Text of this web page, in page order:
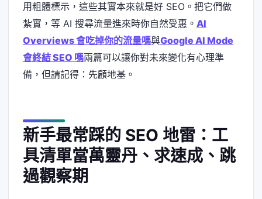
用粗體標示，這些其實本來就是好 SEO。把它們做
紮實，等 AI 搜尋流量進來時你自然受惠。 AI
Overviews 會吃掉你的流量嗎與Google AI Mode
會終結 SEO 嗎兩篇可以讓你對未來變化有心理準
備，但請記得：先顧地基。
新手最常踩的 SEO 地雷：工
具清單當萬靈丹、求速成、跳
過觀察期